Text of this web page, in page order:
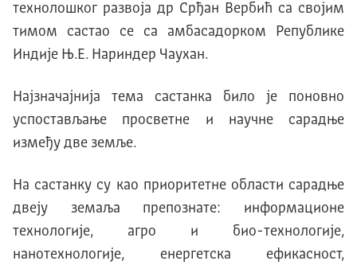
технолошког развоја др Срђан Вербић са својим
тимом састао се са амбасадорком Републике
Индије Њ.Е. Нариндер Чаухан.
Најзначајнија тема састанка било је поновно
успостављање просветне и научне сарадње
између две земље.
На састанку су као приоритетне области сарадње
двеју земаља препознате: информационе
технологије, агро и био-технологије,
нанотехнологије, енергетска ефикасност,